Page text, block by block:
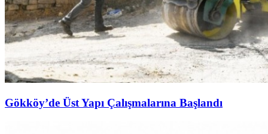
Gökköy’de Üst Yapı Çalışmalarına Başlandı